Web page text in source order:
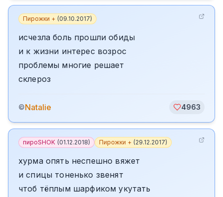
Пирожки + (09.10.2017)
исчезла боль прошли обиды
и к жизни интерес возрос
проблемы многие решает
склероз
©Natalie 4963
пироSHOK (01.12.2018) Пирожки + (29.12.2017)
хурма опять неспешно вяжет
и спицы тоненько звенят
чтоб тёплым шарфиком укутать